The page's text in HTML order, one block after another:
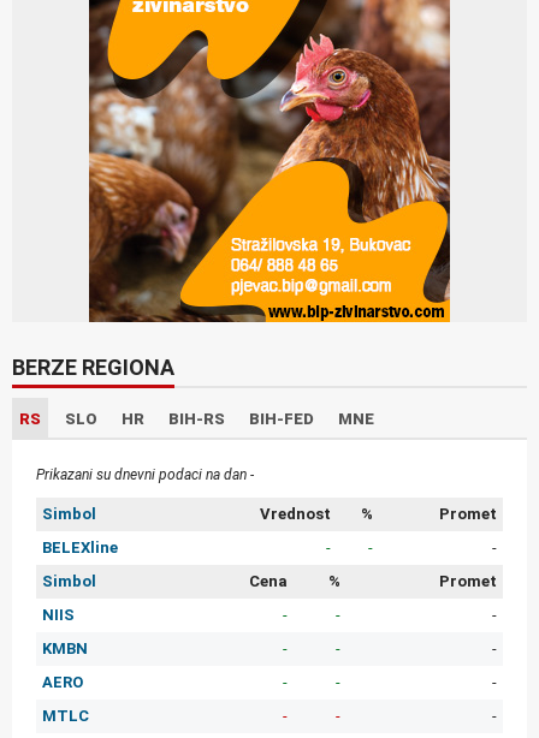
BERZE REGIONA
RS SLO HR BIH-RS BIH-FED MNE
Prikazani su dnevni podaci na dan -
Simbol Vrednost %
Promet
BELEXline
- -
-
Simbol
Cena %
Promet
NIIS
- -
-
KMBN
- -
-
AERO
- -
-
MTLC
- -
-